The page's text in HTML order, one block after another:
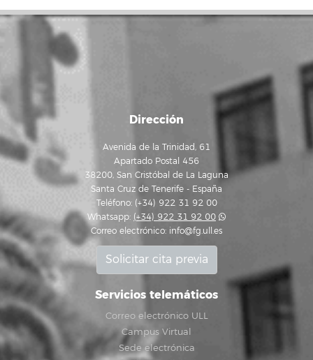
Dirección
Avenida de la Trinidad, 61
Apartado Postal 456
38200, San Cristóbal de La Laguna
Santa Cruz de Tenerife - España
Teléfono: (+34) 922 31 92 00
Whatsapp: (+34) 922 31 92 00
Correo electrónico: info@fg.ull.es
Solicitar cita previa
Servicios telemáticos
Correo electrónico ULL
Campus Virtual
Sede electrónica